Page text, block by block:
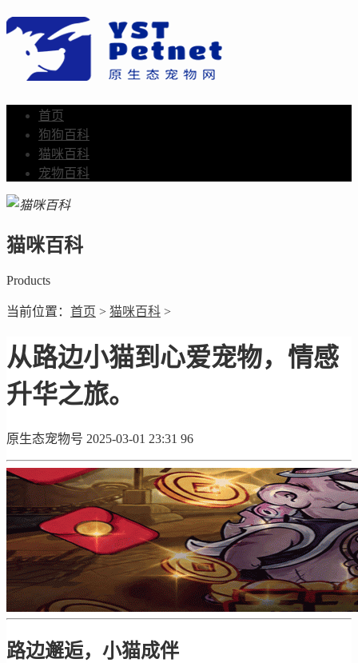
首页
狗狗百科
猫咪百科
宠物百科
猫咪百科
Products
当前位置： 首页 > 猫咪百科 >
从路边小猫到心爱宠物，情感
升华之旅。
原生态宠物号 2025-03-01 23:31 96
路边邂逅，小猫成伴